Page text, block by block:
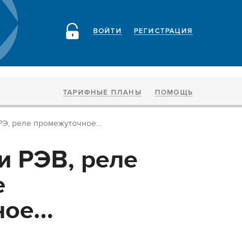
РЕГИСТРАЦИЯ
ВОЙТИ
ТАРИФНЫЕ ПЛАНЫ ПОМОЩЬ
реле промежуточное...
РЭВ, реле